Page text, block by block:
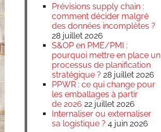
Prévisions supply chain :
comment décider malgré
des données incomplètes ?
28 juillet 2026
S&OP en PME/PMI :
pourquoi mettre en place un
processus de planification
stratégique ? 28 juillet 2026
PPWR : ce qui change pour
les emballages à partir
de 2026 22 juillet 2026
Internaliser ou externaliser
sa logistique ? 4 juin 2026